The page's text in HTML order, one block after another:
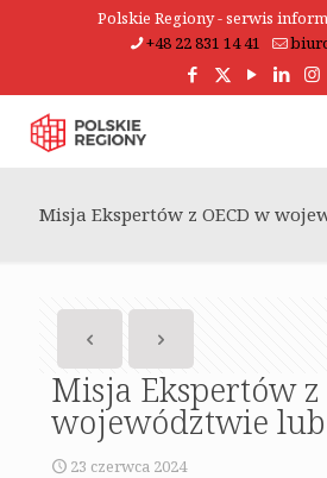
Polskie Regiony - serwis
+48 22 831 14 41
Misja Ekspertów z OECD w
Misja Ekspertów z
województwie
23 czerwca 2024